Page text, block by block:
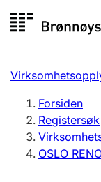
Registersøk
Aksjeselskap
Registrere,
Forsiden
Registersøk
OSLO